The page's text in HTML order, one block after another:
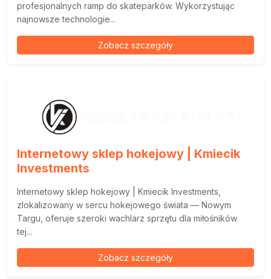
profesjonalnych ramp do skateparków. Wykorzystując
najnowsze technologie...
Zobacz szczegóły
Internetowy sklep hokejowy | Kmiecik
Investments
Internetowy sklep hokejowy | Kmiecik Investments,
zlokalizowany w sercu hokejowego świata — Nowym
Targu, oferuje szeroki wachlarz sprzętu dla miłośników
tej...
Zobacz szczegóły